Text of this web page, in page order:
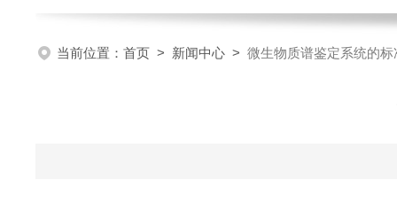
当前位置： 首页 > 新闻中心 > 微生物质谱鉴定系统的